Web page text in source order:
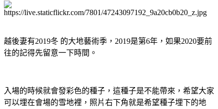
越後妻有2019冬 的大地藝術季，2019是第6年，如果2020要前
往的記得先留意一下時間。
入場的時候就會發彩色的種子，這種子是不能帶來，希望大家
可以埋在會場的雪地裡，照片右下角就是希望種子埋下的地